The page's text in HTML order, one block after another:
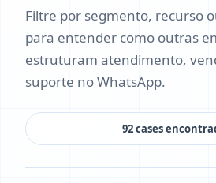
Filtre por segmento, recurso
para entender como outras
estruturam atendimento,
suporte no WhatsApp.
92 cases